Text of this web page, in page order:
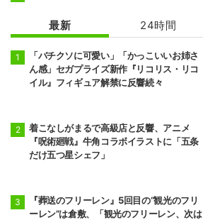
最新 24時間
「バチクソに可愛い」「かっこいいお姉さ
ん感」セガプライズ新作『リコリス・リコ
イル』フィギュア解禁に反響続々
着こなしがまるで高級店と反響、アニメ
『呪術廻戦』牛角コラボイラストに「五条
だけ五つ星シェフ」
『葬送のフリーレン』5回目の“観光のフリ
ーレン”は倉敷、「観光のフリーレン、次は